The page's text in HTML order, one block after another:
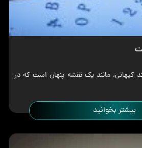
مانند یک نقشه پنهان است که در
بیشتر بخوانید